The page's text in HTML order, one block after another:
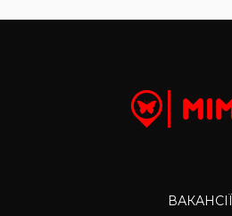
ВАКАНСІЇ